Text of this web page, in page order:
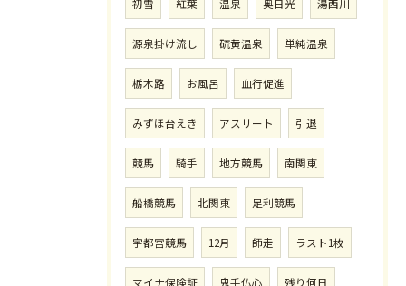
初雪 紅葉 温泉 奥日光 湯西川
源泉掛け流し 硫黄温泉 単純温泉
栃木路 お風呂 血行促進
みずほ台えき アスリート 引退
競馬 騎手 地方競馬 南関東
船橋競馬 北関東 足利競馬
宇都宮競馬 12月 師走 ラスト1枚
マイナ保険証 鬼手仏心 残り何日